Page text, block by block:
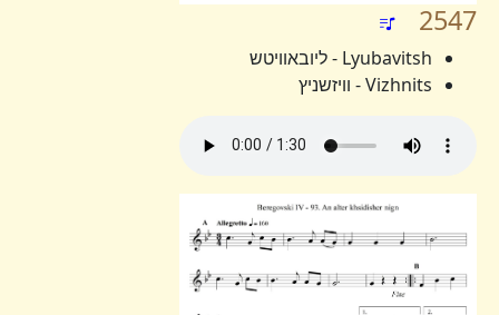
2547
Lyubavitsh - ליובאוויטש
Vizhnits - וויזשניץ